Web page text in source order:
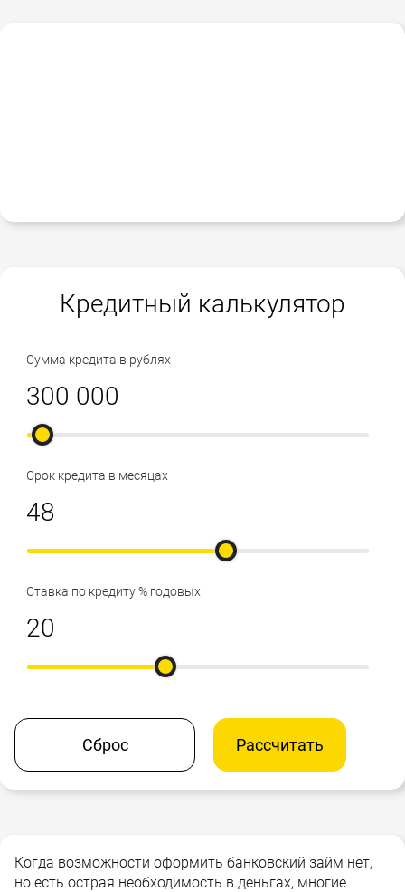
Кредитный калькулятор
Сумма кредита в рублях
Срок кредита в месяцах
Ставка по кредиту % годовых
Сброс Рассчитать
Когда возможности оформить банковский займ нет,
но есть острая необходимость в деньгах, многие